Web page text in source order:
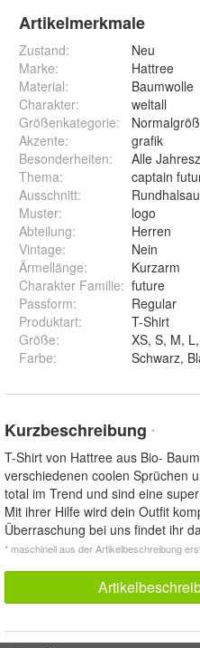
Artikelmerkmale
Zustand:
Neu
Marke:
Hattree
Material:
Baumwolle
Charakter:
weltall
Größenkategorie:
Akzente:
grafik
Besonderheiten:
Alle
Thema:
captain
Ausschnitt:
Muster:
logo
Abteilung:
Herren
Vintage:
Nein
Ärmellänge:
Kurzarm
Charakter Familie: future
Passform:
Regular
Produktart:
T-Shirt
Größe:
Farbe:
Kurzbeschreibung *
T-Shirt von Hattree aus Bio-
verschiedenen coolen Sprüchen
total im Trend und sind eine
Mit ihrer Hilfe wird dein Outfit
Überraschung bei uns findet ihr
* maschinell aus der Artikelbeschreibung